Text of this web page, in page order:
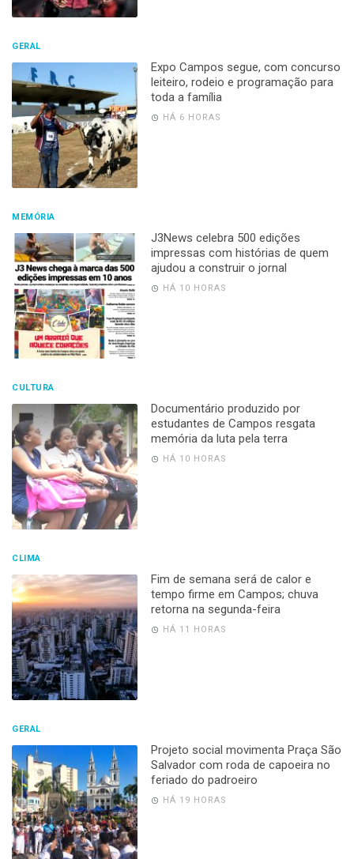
GERAL
Expo Campos segue, com concurso
leiteiro, rodeio e programação para
toda a família
HÁ 6 HORAS
MEMÓRIA
J3News celebra 500 edições
impressas com histórias de quem
ajudou a construir o jornal
HÁ 10 HORAS
CULTURA
Documentário produzido por
estudantes de Campos resgata
memória da luta pela terra
HÁ 10 HORAS
CLIMA
Fim de semana será de calor e
tempo firme em Campos; chuva
retorna na segunda-feira
HÁ 11 HORAS
GERAL
Projeto social movimenta Praça São
Salvador com roda de capoeira no
feriado do padroeiro
HÁ 19 HORAS